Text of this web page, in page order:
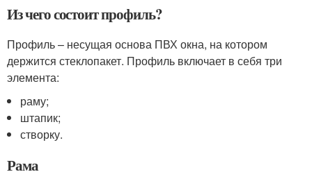
Из чего состоит профиль?
Профиль – несущая основа ПВХ окна, на котором
держится стеклопакет. Профиль включает в себя три
элемента:
раму;
штапик;
створку.
Рама